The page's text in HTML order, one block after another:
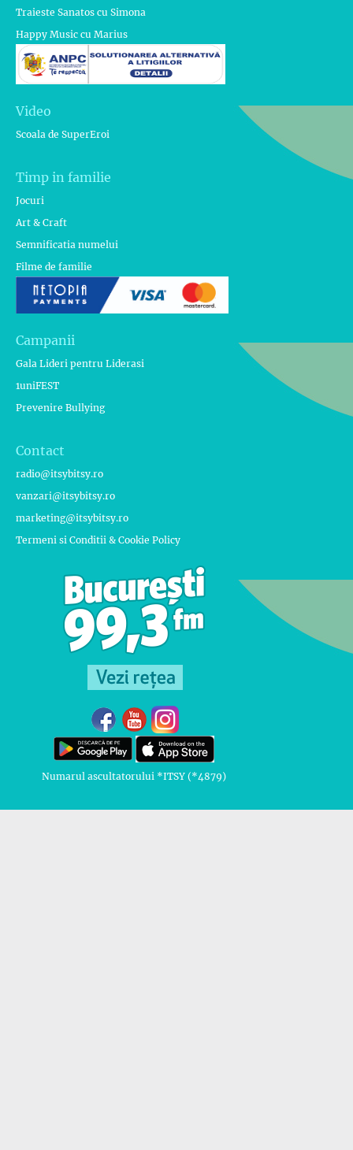
Traieste Sanatos cu Simona
Happy Music cu Marius
Video
Scoala de SuperEroi
Timp in familie
Jocuri
Art & Craft
Semnificatia numelui
Filme de familie
Campanii
Gala Lideri pentru Liderasi
1uniFEST
Prevenire Bullying
Contact
radio@itsybitsy.ro
vanzari@itsybitsy.ro
marketing@itsybitsy.ro
Termeni si Conditii & Cookie Policy
Numarul ascultatorului *ITSY (*4879)